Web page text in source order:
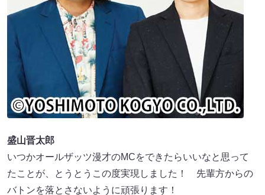
盛山晋太郎
いつかオールザッツ漫才のMCをできたらいいなと思って
たことが、とうとうこの度実現しました！ 先輩方からの
バトンを落とさないように頑張ります！